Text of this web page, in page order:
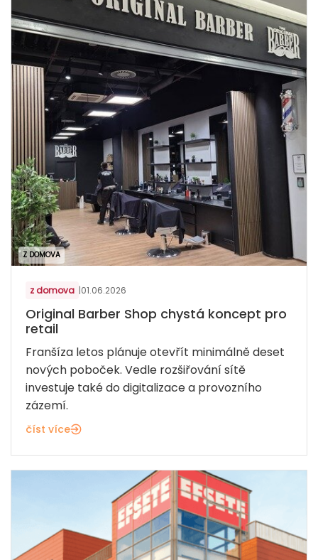
Z DOMOVA
z domova |01.06.2026
Original Barber Shop chystá koncept pro
retail
Franšíza letos plánuje otevřít minimálně deset
nových poboček. Vedle rozšiřování sítě
investuje také do digitalizace a provozního
zázemí.
číst více